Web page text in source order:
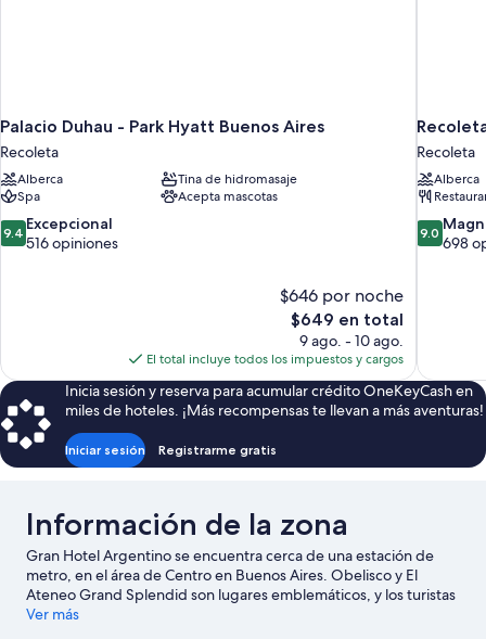
Palacio Duhau - Park Hyatt Buenos Aires
Recoleta
Alberca
Tina de hidromasaje
Spa
Acepta mascotas
9.4
de
9.4 Excepcional
516 opiniones
$646 por noche
El
precio
actual
es
de
$649
$649 en total
9 ago. - 10 ago.
El total incluye todos los impuestos y cargos
Recoleta
Alberca
9.0
de
9.0
698
Inicia sesión y reserva para acumular crédito OneKeyCash en
miles de hoteles. ¡Más recompensas te llevan a más aventuras!
Iniciar sesión Registrarme gratis
Información de la zona
Gran Hotel Argentino se encuentra cerca de una estación de
metro, en el área de Centro en Buenos Aires. Obelisco y El
Ateneo Grand Splendid son lugares emblemáticos, y los turistas
que quieran ir de compras pueden visitar Calle Florida y Galerías
Ver más